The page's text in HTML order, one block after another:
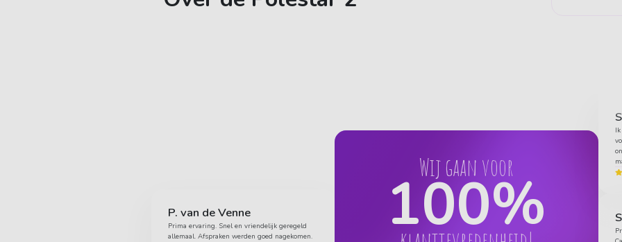
P. van de Venne
Prima ervaring. Snel en vriendelijk geregeld
allemaal. Afspraken werden goed nagekomen.
Wij gaan voor
100%